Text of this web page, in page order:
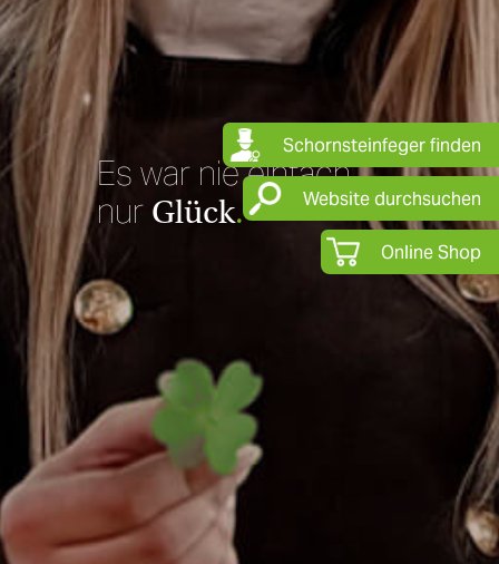
Es war nie einfach
nur Glück.
Schornsteinfeger finden
Website durchsuchen
Online Shop